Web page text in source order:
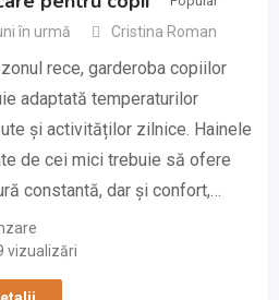
în urmă Cristina Roman
rece, garderoba copiilor
adaptată temperaturilor
și activităților zilnice. Hainele
de cei mici trebuie să ofere
constantă, dar și confort,…
vizualizări